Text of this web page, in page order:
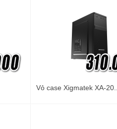
Vỏ case Xigmatek XA-20...